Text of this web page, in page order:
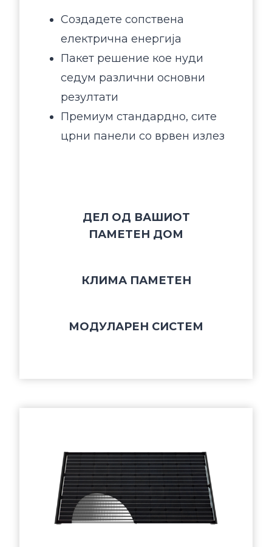
Создадете сопствена
електрична енергија
Пакет решение кое нуди
седум различни основни
резултати
Премиум стандардно, сите
црни панели со врвен излез
ДЕЛ ОД ВАШИОТ
ПАМЕТЕН ДОМ
КЛИМА ПАМЕТЕН
МОДУЛАРЕН СИСТЕМ